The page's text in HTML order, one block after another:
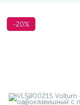
-20%